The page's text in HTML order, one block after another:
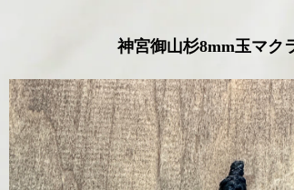
神宮御山杉8mm玉マク